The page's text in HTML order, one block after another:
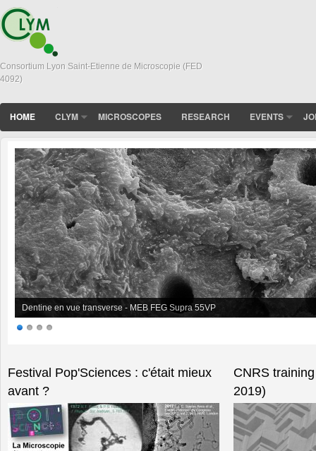
Consortium Lyon Saint-Etienne de Microscopie (FED
4092)
HOME CLYM MICROSCOPES RESEARCH EVENTS
Dentine en vue transverse - MEB FEG Supra 55VP
Festival Pop'Sciences : c'était mieux
avant ?
CNRS
2019)
Pages